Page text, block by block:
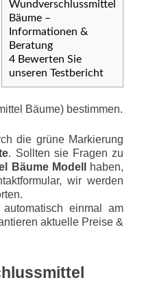
Wundverschlussmittel
Bäume –
Informationen &
Beratung
4 Bewerten Sie
unseren Testbericht
Bäume) bestimmen.
die grüne Markierung
. Sollten sie Fragen zu
Bäume Modell
haben,
wir werden
einmal am
aktuelle Preise &